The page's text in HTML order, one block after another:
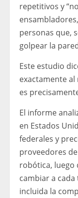
repetitivos y
personas que,
golpear la
Este estudio
exactamente
es
El informe
en Estados
federales y
proveedores
robótica, luego
cambiar a
incluida la